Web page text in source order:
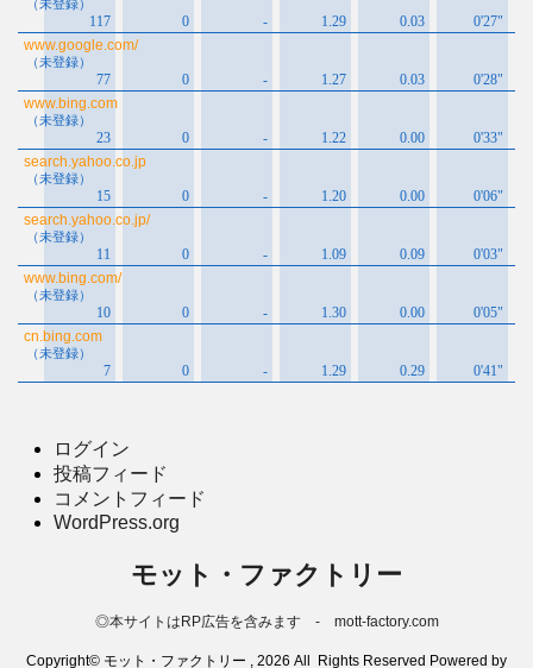
ログイン
投稿フィード
コメントフィード
WordPress.org
モット・ファクトリー
◎本サイトはRP広告を含みます - mott-factory.com
Copyright© モット・ファクトリー , 2026 All Rights Reserved Powered by